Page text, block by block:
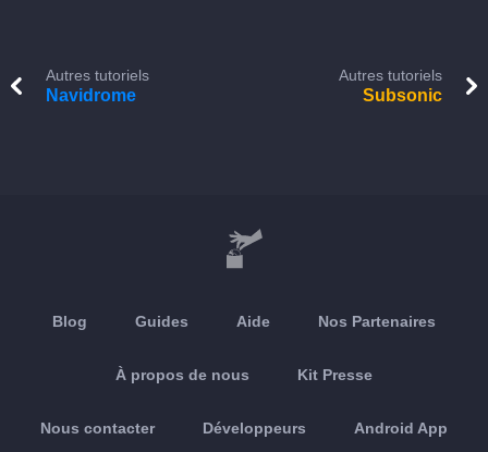
Autres tutoriels
Navidrome
Autres tutoriels
Subsonic
Blog Guides Aide Nos Partenaires
À propos de nous Kit Presse
Nous contacter Développeurs Android App